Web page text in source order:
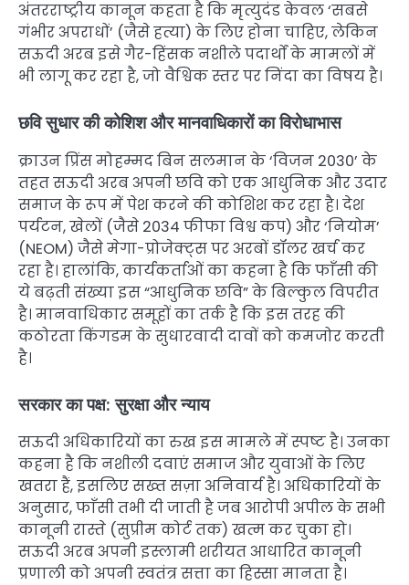
अंतरराष्ट्रीय कानून कहता है कि मृत्युदंड केवल ‘सबसे
गंभीर अपराधों’ (जैसे हत्या) के लिए होना चाहिए, लेकिन
सऊदी अरब इसे गैर-हिंसक नशीले पदार्थों के मामलों में
भी लागू कर रहा है, जो वैश्विक स्तर पर निंदा का विषय है।
छवि सुधार की कोशिश और मानवाधिकारों का विरोधाभास
क्राउन प्रिंस मोहम्मद बिन सलमान के ‘विजन 2030’ के
तहत सऊदी अरब अपनी छवि को एक आधुनिक और उदार
समाज के रूप में पेश करने की कोशिश कर रहा है। देश
पर्यटन, खेलों (जैसे 2034 फीफा विश्व कप) और ‘नियोम’
(NEOM) जैसे मेगा-प्रोजेक्ट्स पर अरबों डॉलर खर्च कर
रहा है। हालांकि, कार्यकर्ताओं का कहना है कि फाँसी की
ये बढ़ती संख्या इस “आधुनिक छवि” के बिल्कुल विपरीत
है। मानवाधिकार समूहों का तर्क है कि इस तरह की
कठोरता किंगडम के सुधारवादी दावों को कमजोर करती
है।
सरकार का पक्ष: सुरक्षा और न्याय
सऊदी अधिकारियों का रुख इस मामले में स्पष्ट है। उनका
कहना है कि नशीली दवाएं समाज और युवाओं के लिए
खतरा हैं, इसलिए सख्त सज़ा अनिवार्य है। अधिकारियों के
अनुसार, फाँसी तभी दी जाती है जब आरोपी अपील के सभी
कानूनी रास्ते (सुप्रीम कोर्ट तक) खत्म कर चुका हो।
सऊदी अरब अपनी इस्लामी शरीयत आधारित कानूनी
प्रणाली को अपनी स्वतंत्र सत्ता का हिस्सा मानता है।